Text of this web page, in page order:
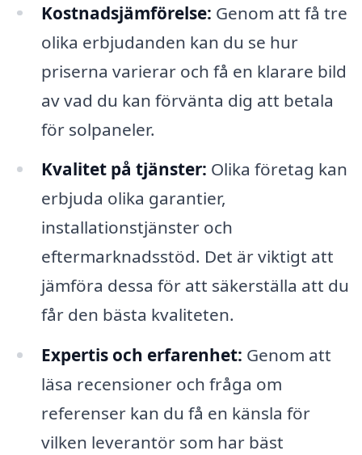
Kostnadsjämförelse: Genom att få tre
olika erbjudanden kan du se hur
priserna varierar och få en klarare bild
av vad du kan förvänta dig att betala
för solpaneler.
Kvalitet på tjänster: Olika företag kan
erbjuda olika garantier,
installationstjänster och
eftermarknadsstöd. Det är viktigt att
jämföra dessa för att säkerställa att du
får den bästa kvaliteten.
Expertis och erfarenhet: Genom att
läsa recensioner och fråga om
referenser kan du få en känsla för
vilken leverantör som har bäst